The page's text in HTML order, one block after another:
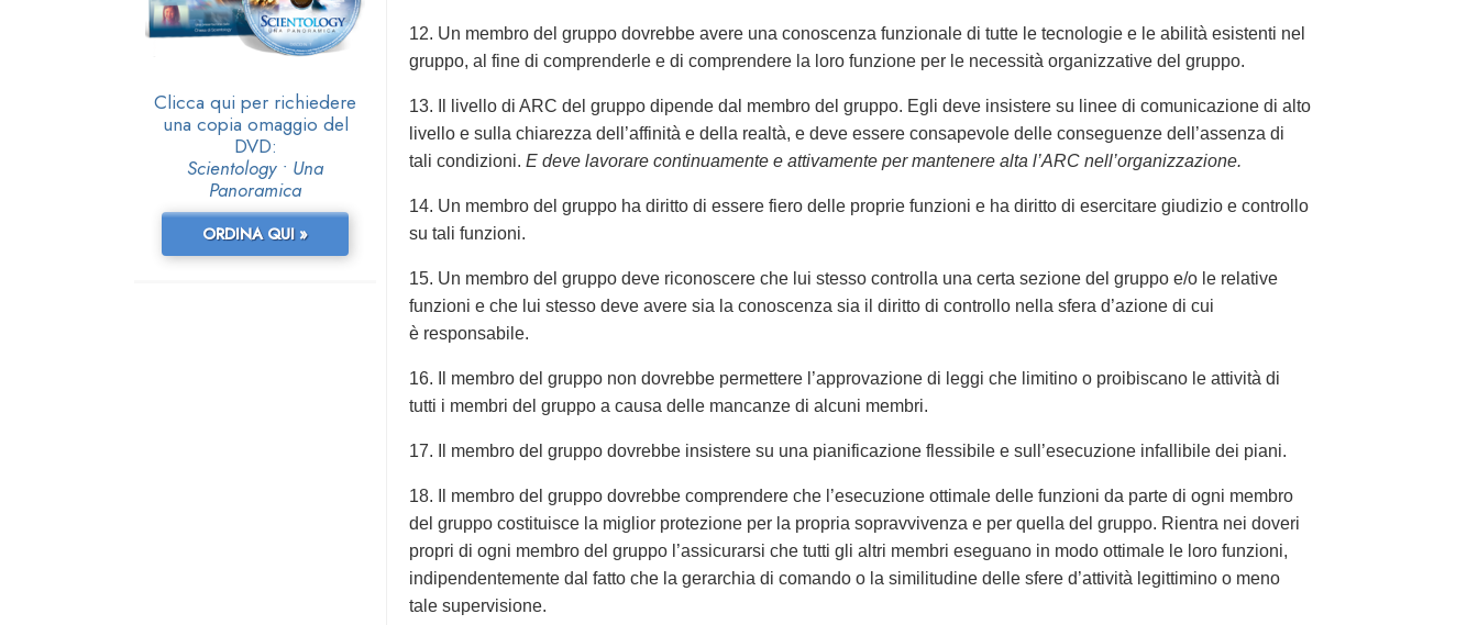
12. Un membro del gruppo dovrebbe avere una conoscenza funzionale di tutte le tecnologie e le abilità esistenti nel
gruppo, al fine di comprenderle e di comprendere la loro funzione per le necessità organizzative del gruppo.
13. Il livello di ARC del gruppo dipende dal membro del gruppo. Egli deve insistere su linee di comunicazione di alto
livello e sulla chiarezza dell’affinità e della realtà, e deve essere consapevole delle conseguenze dell’assenza di
tali condizioni. E deve lavorare continuamente e attivamente per mantenere alta l’ARC nell’organizzazione.
14. Un membro del gruppo ha diritto di essere fiero delle proprie funzioni e ha diritto di esercitare giudizio e controllo
su tali funzioni.
15. Un membro del gruppo deve riconoscere che lui stesso controlla una certa sezione del gruppo e/o le relative
funzioni e che lui stesso deve avere sia la conoscenza sia il diritto di controllo nella sfera d’azione di cui
è responsabile.
16. Il membro del gruppo non dovrebbe permettere l’approvazione di leggi che limitino o proibiscano le attività di
tutti i membri del gruppo a causa delle mancanze di alcuni membri.
17. Il membro del gruppo dovrebbe insistere su una pianificazione flessibile e sull’esecuzione infallibile dei piani.
18. Il membro del gruppo dovrebbe comprendere che l’esecuzione ottimale delle funzioni da parte di ogni membro
del gruppo costituisce la miglior protezione per la propria sopravvivenza e per quella del gruppo. Rientra nei doveri
propri di ogni membro del gruppo l’assicurarsi che tutti gli altri membri eseguano in modo ottimale le loro funzioni,
indipendentemente dal fatto che la gerarchia di comando o la similitudine delle sfere d’attività legittimino o meno
tale supervisione.
Clicca qui per richiedere
una copia omaggio del
DVD:
Scientology • Una
Panoramica
ORDINA QUI »